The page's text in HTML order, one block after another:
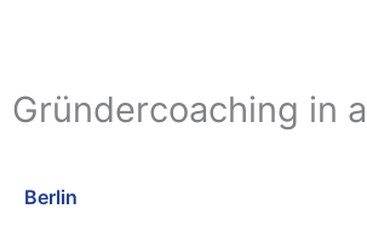
Gründercoaching in
Berlin